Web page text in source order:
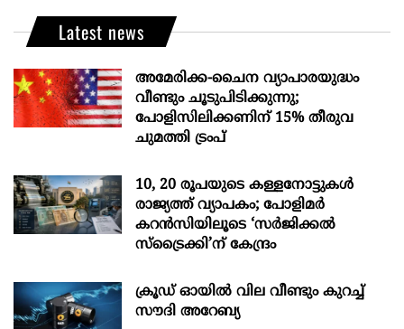
Latest news
അമേരിക്ക-ചൈന വ്യാപാരയുദ്ധം
വീണ്ടും ചൂടുപിടിക്കുന്നു;
പോളിസിലിക്കണിന് 15% തീരുവ
ചുമത്തി ട്രംപ്
10, 20 രൂപയുടെ കള്ളനോട്ടുകൾ
രാജ്യത്ത് വ്യാപകം; പോളിമർ
കറൻസിയിലൂടെ ‘സർജിക്കൽ
സ്ട്രെെക്കി’ന് കേന്ദ്രം
ക്രൂഡ് ഓയിൽ വില വീണ്ടും കുറച്ച്
സൗദി അറേബ്യ